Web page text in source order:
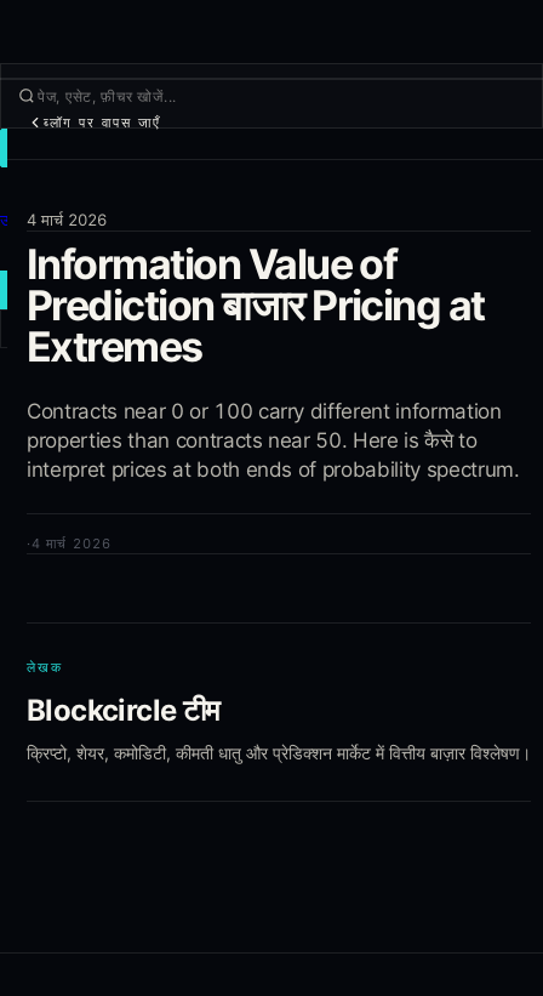
उत्पाद
और
नया ट्रेड
लॉग इन साइन अप
ब्लॉग पर वापस जाएँ
4 मार्च 2026
Information Value of
Prediction बाजार Pricing at
Extremes
Contracts near 0 or 100 carry different information
properties than contracts near 50. Here is कैसे to
interpret prices at both ends of probability spectrum.
· 4 मार्च 2026
लेखक
Blockcircle टीम
क्रिप्टो, शेयर, कमोडिटी, कीमती धातु और प्रेडिक्शन मार्केट में वित्तीय बाज़ार विश्लेषण।